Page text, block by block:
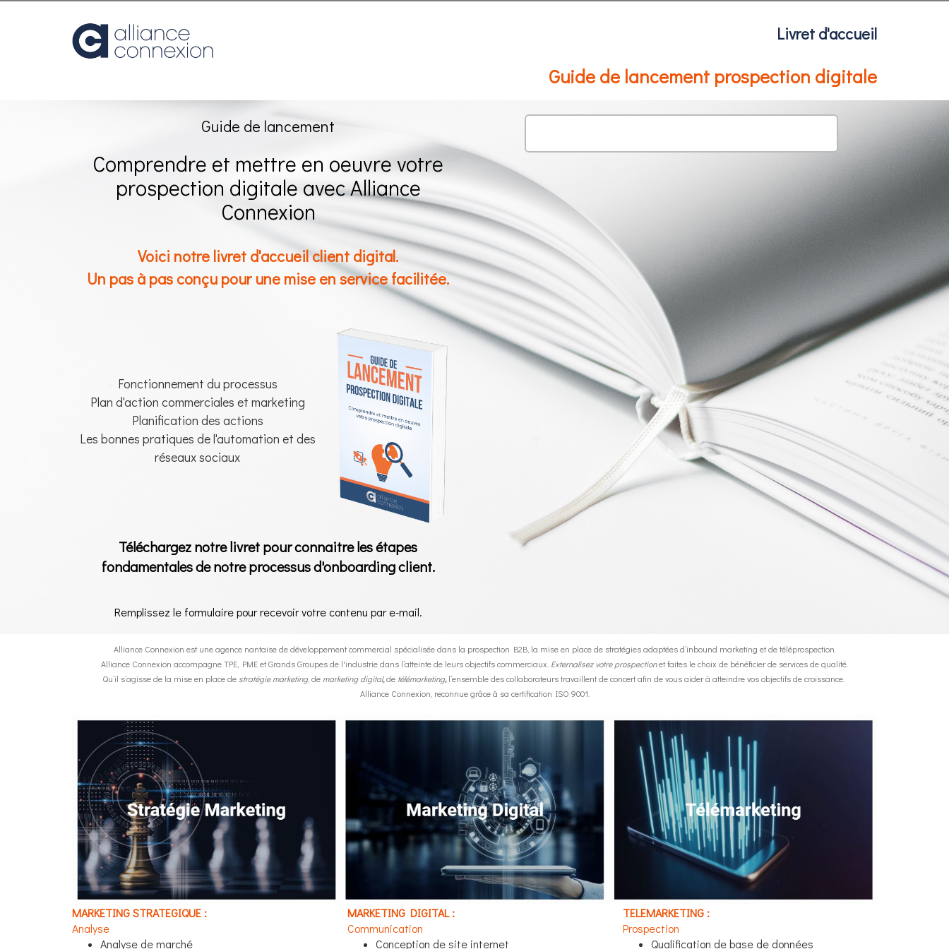
Livret d'accueil
Guide de lancement prospection digitale
Guide de lancement
Comprendre et mettre en oeuvre votre
prospection digitale avec Alliance
Connexion
Voici notre livret d'accueil client digital.
Un pas à pas conçu pour une mise en service facilitée.
Fonctionnement du processus
Plan d'action commerciales et marketing
Planification des actions
Les bonnes pratiques de l'automation et des
réseaux sociaux
Téléchargez notre livret pour connaitre les étapes
fondamentales de notre processus d'onboarding client.
Remplissez le formulaire pour recevoir votre contenu par e-mail.
Alliance Connexion est une agence nantaise de développement commercial spécialisée dans la prospection B2B, la mise en place de stratégies adaptées d’inbound marketing et de téléprospection.
Alliance Connexion accompagne TPE, PME et Grands Groupes de l'industrie dans l’atteinte de leurs objectifs commerciaux. Externalisez votre prospectionet faites le choix de bénéficier de services de qualité.
Qu’il s’agisse de la mise en place de stratégie marketing, de marketing digital,de télémarketing,l’ensemble des collaborateurs travaillent de concert afin de vous aider à atteindre vos objectifs de croissance.
Alliance Connexion, reconnue grâce à sa certification ISO 9001.
MARKETING STRATEGIQUE :
Analyse
Analyse de marché
MARKETING DIGITAL :
Communication
Conception de site internet
TELEMARKETING :
Prospection
Qualification de base de données